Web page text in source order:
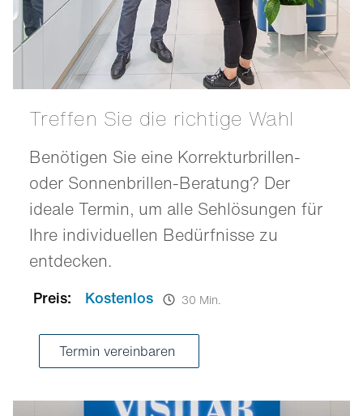
Treffen Sie die richtige Wahl
Benötigen Sie eine Korrekturbrillen-
oder Sonnenbrillen-Beratung? Der
ideale Termin, um alle Sehlösungen für
Ihre individuellen Bedürfnisse zu
entdecken.
Preis: Kostenlos 30 Min.
Termin vereinbaren